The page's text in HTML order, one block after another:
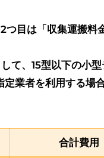
つ目は「収集運搬料
て、15型以下の小
業者を利用する場
合計費用